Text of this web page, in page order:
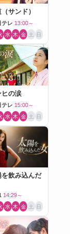
サンド）
テレ 13:00～
水 木 金 土 日
ヒの涙
テレ 15:00～
水 木 金 土 日
を飲み込んだ
14:29～
水 木 金 土 日